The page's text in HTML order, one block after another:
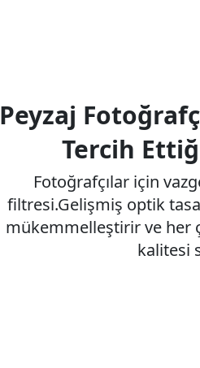
Peyzaj
Tercih
Fotoğrafçılar için
filtresi.Gelişmiş optik
mükemmelleştirir ve her
kalitesi